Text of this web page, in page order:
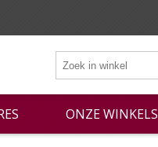
ONZE WINKELS